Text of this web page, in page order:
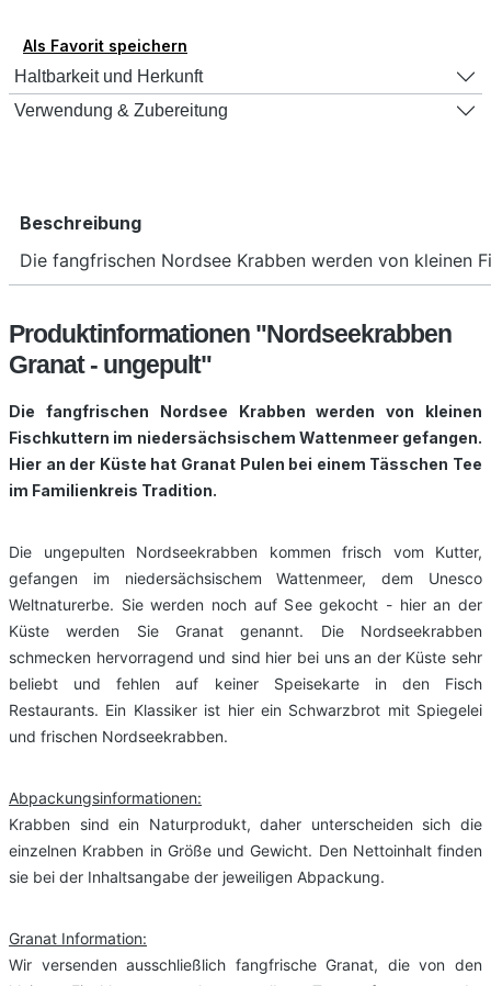
Als Favorit speichern
Haltbarkeit und Herkunft
Verwendung & Zubereitung
Beschreibung
Die fangfrischen Nordsee Krabben werden von kleinen
Produktinformationen "Nordseekrabben
Granat - ungepult"
Die fangfrischen Nordsee Krabben werden von kleinen
Fischkuttern im niedersächsischem Wattenmeer gefangen.
Hier an der Küste hat Granat Pulen bei einem Tässchen Tee
im Familienkreis Tradition.
Die ungepulten Nordseekrabben kommen frisch vom Kutter,
gefangen im niedersächsischem Wattenmeer, dem Unesco
Weltnaturerbe. Sie werden noch auf See gekocht - hier an der
Küste werden Sie Granat genannt. Die Nordseekrabben
schmecken hervorragend und sind hier bei uns an der Küste sehr
beliebt und fehlen auf keiner Speisekarte in den Fisch
Restaurants. Ein Klassiker ist hier ein Schwarzbrot mit Spiegelei
und frischen Nordseekrabben.
Abpackungsinformationen:
Krabben sind ein Naturprodukt, daher unterscheiden sich die
einzelnen Krabben in Größe und Gewicht. Den Nettoinhalt finden
sie bei der Inhaltsangabe der jeweiligen Abpackung.
Granat Information:
Wir versenden ausschließlich fangfrische Granat, die von den